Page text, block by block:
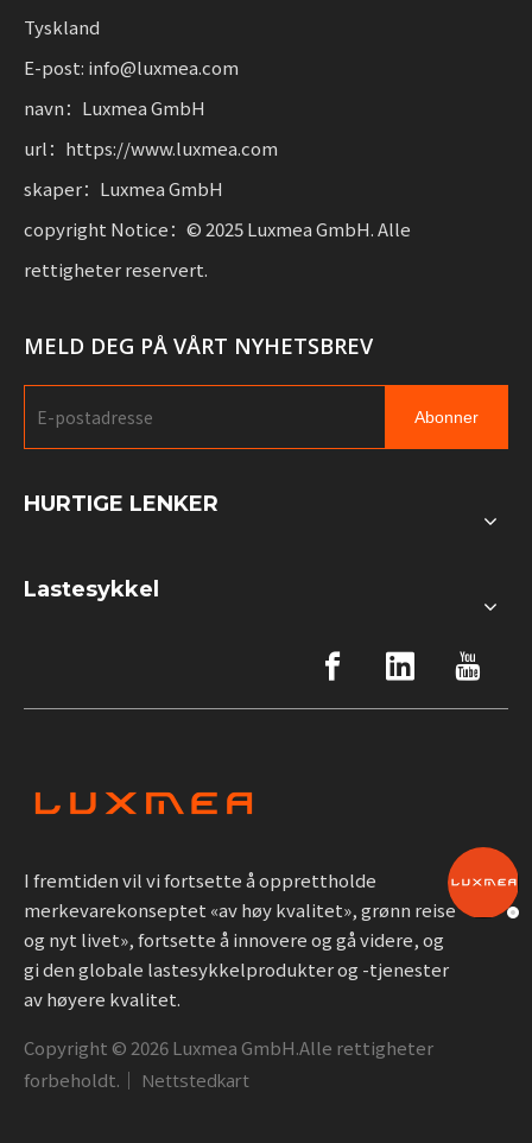
Tyskland
E-post: info@luxmea.com
navn：Luxmea GmbH
url：https://www.luxmea.com
skaper：Luxmea GmbH
copyright Notice：© 2025 Luxmea GmbH. Alle
rettigheter reservert.
MELD DEG PÅ VÅRT NYHETSBREV
Abonner
HURTIGE LENKER
Lastesykkel
I fremtiden vil vi fortsette å opprettholde
merkevarekonseptet «av høy kvalitet», grønn reise
og nyt livet», fortsette å innovere og gå videre, og
gi den globale lastesykkelprodukter og -tjenester
av høyere kvalitet.
Copyright © 2026Luxmea GmbH.Alle rettigheter
forbeholdt.｜ Nettstedkart